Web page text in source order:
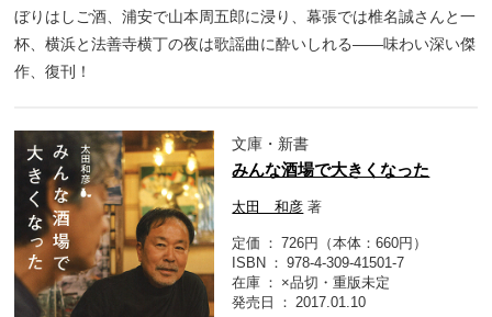
ぼりはしご酒、浦安で山本周五郎に浸り、幕張では椎名誠さんと一
杯、横浜と法善寺横丁の夜は歌謡曲に酔いしれる――味わい深い傑
作、復刊！
文庫・新書
みんな酒場で大きくなった
太田 和彦 著
定価
726円（本体：660円）
ISBN
978-4-309-41501-7
在庫
×品切・重版未定
発売日
2017.01.10